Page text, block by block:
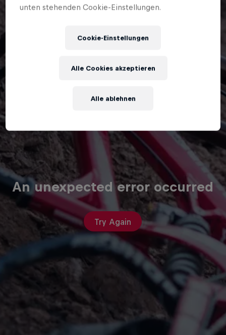
An unexpected error occurred
Try Again
unten stehenden Cookie-Einstellungen.
Cookie-Einstellungen
Alle ablehnen
Alle Cookies akzeptieren